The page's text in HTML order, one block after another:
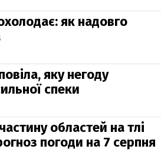
як надовго
яку негоду
спеки
областей на тлі
погоди на 7 серпня